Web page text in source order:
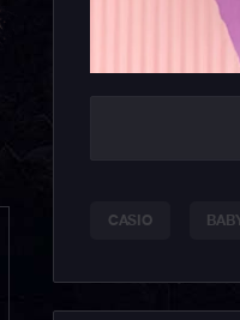
CASIO